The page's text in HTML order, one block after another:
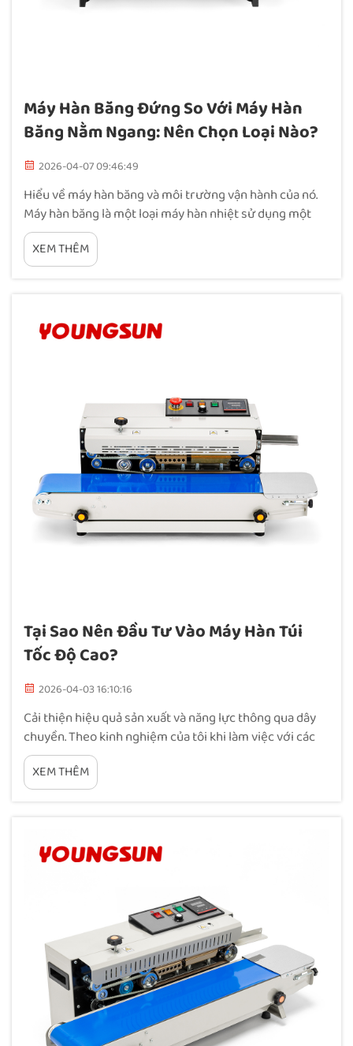
Máy Hàn Băng Đứng So Với Máy Hàn
Băng Nằm Ngang: Nên Chọn Loại Nào?
2026-04-07 09:46:49
Hiểu về máy hàn băng và môi trường vận hành của nó.
Máy hàn băng là một loại máy hàn nhiệt sử dụng một
băng tải chuyển động để đưa túi hoặc bao bì đi qua các
vùng được đun nóng và làm nguội, tạo ra mối hàn chắc
chắn và kín khí. Khác với các máy hàn xung thủ công,
XEM THÊM
Tại Sao Nên Đầu Tư Vào Máy Hàn Túi
Tốc Độ Cao?
2026-04-03 16:10:16
Cải thiện hiệu quả sản xuất và năng lực thông qua dây
chuyền. Theo kinh nghiệm của tôi khi làm việc với các
dây chuyền đóng gói tại các cơ sở sản xuất thực phẩm
và sản phẩm công nghiệp, một trong những cải tiến rõ
rệt nhất ngay sau khi lắp đặt máy hàn túi tốc độ cao là
XEM THÊM